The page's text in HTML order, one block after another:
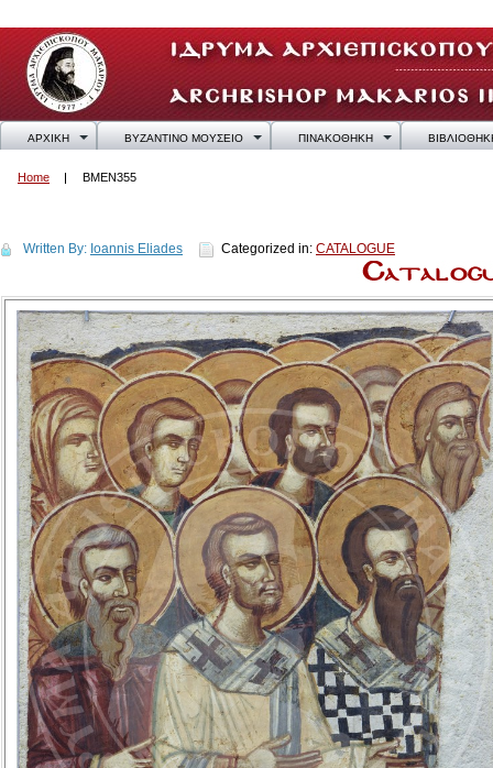
ΑΡΧΙΚΗ ΒΥΖΑΝΤΙΝΟ ΜΟΥΣΕΙΟ ΠΙΝΑΚΟΘΗΚΗ
Home BMEN355
Written By: Ioannis Eliades Categorized in: CATALOGUE